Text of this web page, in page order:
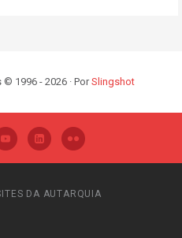
1996 - 2026 · PorSlingshot
DA AUTARQUIA